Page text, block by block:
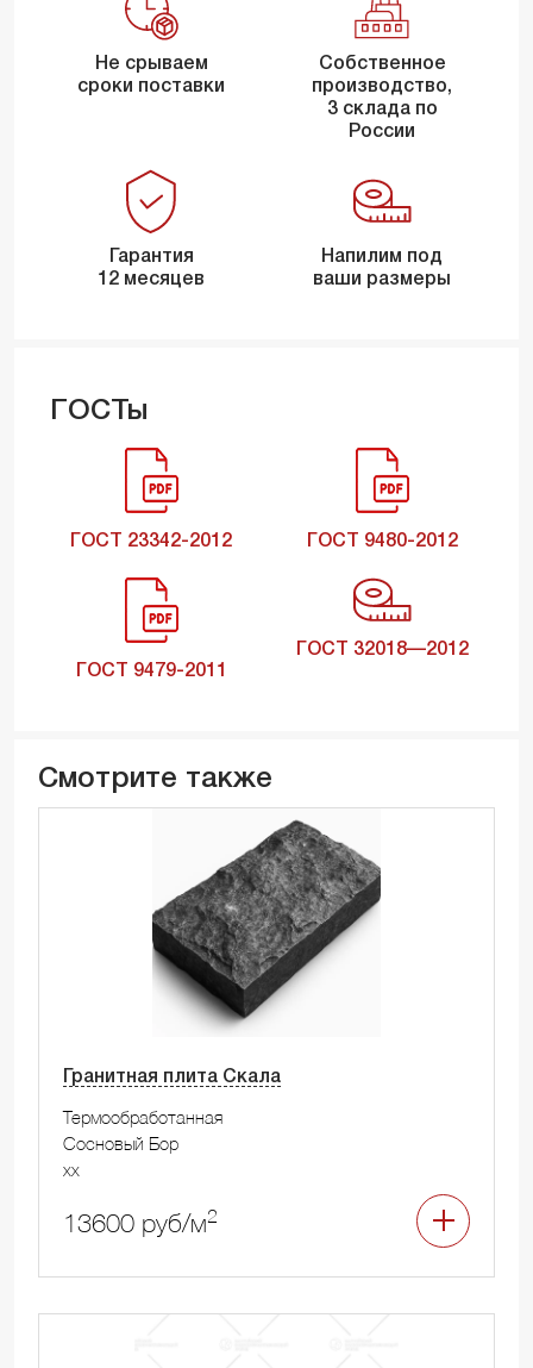
Не срываем
сроки поставки
Собственное
производство,
3 склада по
России
Гарантия
12 месяцев
Напилим под
ваши размеры
ГОСТы
ГОСТ 23342-2012 ГОСТ 9480-2012
ГОСТ 9479-2011
ГОСТ 32018—2012
Смотрите также
Гранитная плита Скала
Термообработанная
Сосновый Бор
xx
13600 руб/м2